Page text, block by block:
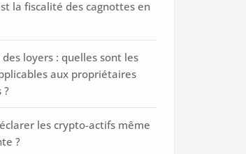
la fiscalité des cagnottes en
des loyers : quelles sont les
aux propriétaires
?
les crypto-actifs même
?